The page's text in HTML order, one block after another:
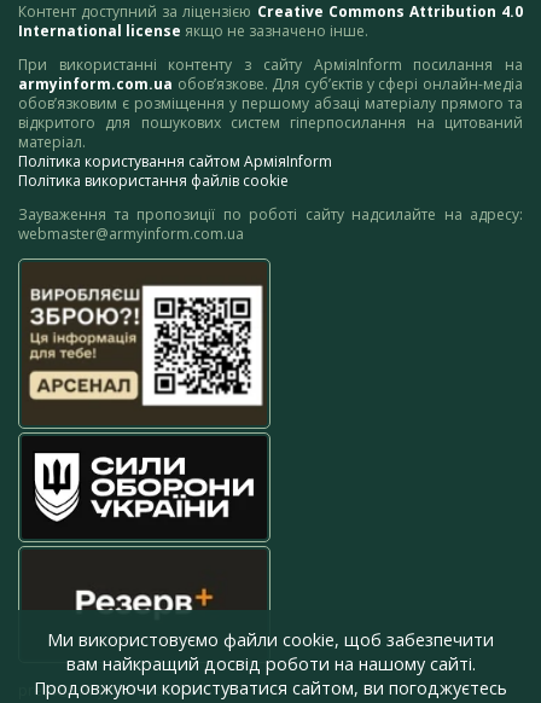
Контент доступний за ліцензією Creative Commons Attribution 4.0
International license якщо не зазначено інше.
При використанні контенту з сайту АрміяInform посилання на
armyinform.com.ua обов’язкове. Для суб’єктів у сфері онлайн-медіа
обов’язковим є розміщення у першому абзаці матеріалу прямого та
відкритого для пошукових систем гіперпосилання на цитований
матеріал.
Політика користування сайтом АрміяInform
Політика використання файлів cookie
Зауваження та пропозиції по роботі сайту надсилайте на адресу:
webmaster@armyinform.com.ua
press@armyinform.com.ua
Ми використовуємо файли cookie, щоб забезпечити
вам найкращий досвід роботи на нашому сайті.
Продовжуючи користуватися сайтом, ви погоджуєтесь